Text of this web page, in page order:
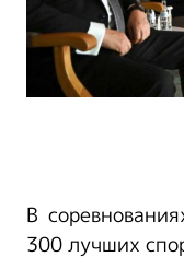
В
300 лучших